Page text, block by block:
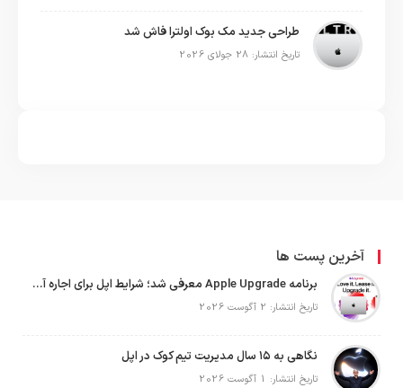
طراحی جدید مک بوک اولترا فاش شد
تاریخ انتشار: 28 جولای 2026
آخرین پست ها
برنامه Apple Upgrade معرفی شد؛ شرایط اپل برای اجاره آیفون، آیپد، مک و اپل واچ
تاریخ انتشار: 2 آگوست 2026
نگاهی به ۱۵ سال مدیریت تیم کوک در اپل
تاریخ انتشار: 1 آگوست 2026